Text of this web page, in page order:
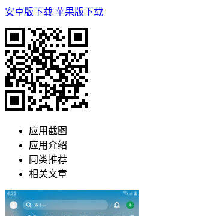
安卓版下载 苹果版下载
应用截图
应用介绍
同类推荐
相关文章